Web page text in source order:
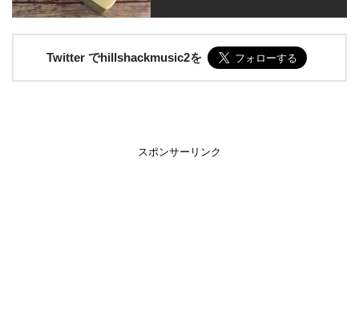
Twitter でhillshackmusic2を
スポンサーリンク